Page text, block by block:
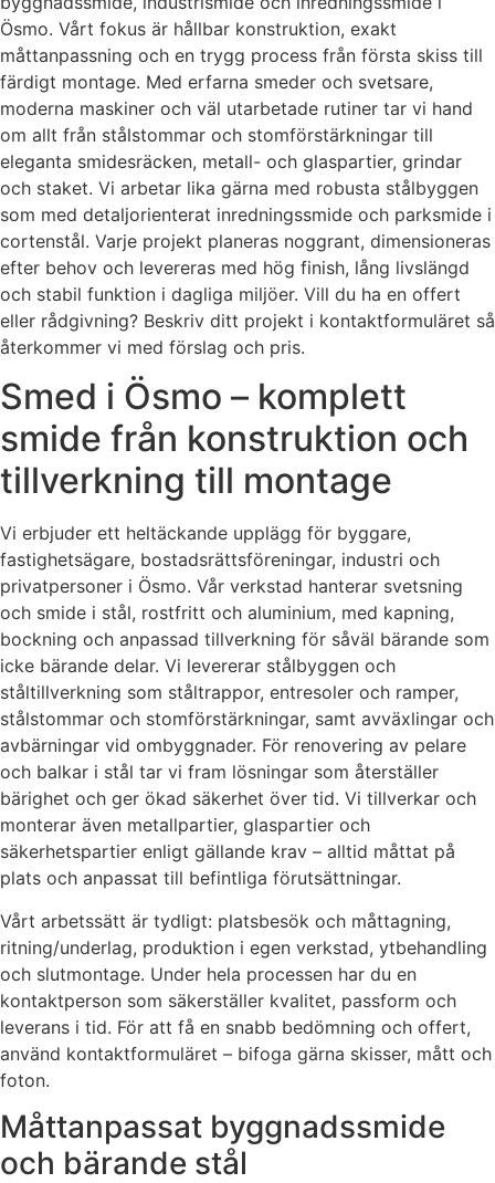
Ösmo. Vårt fokus är hållbar konstruktion, exakt
måttanpassning och en trygg process från första skiss till
färdigt montage. Med erfarna smeder och svetsare,
moderna maskiner och väl utarbetade rutiner tar vi hand
om allt från stålstommar och stomförstärkningar till
eleganta smidesräcken, metall- och glaspartier, grindar
och staket. Vi arbetar lika gärna med robusta stålbyggen
som med detaljorienterat inredningssmide och parksmide i
cortenstål. Varje projekt planeras noggrant, dimensioneras
efter behov och levereras med hög finish, lång livslängd
och stabil funktion i dagliga miljöer. Vill du ha en offert
eller rådgivning? Beskriv ditt projekt i kontaktformuläret så
återkommer vi med förslag och pris.
Smed i Ösmo – komplett
smide från konstruktion och
tillverkning till montage
Vi erbjuder ett heltäckande upplägg för byggare,
fastighetsägare, bostadsrättsföreningar, industri och
privatpersoner i Ösmo. Vår verkstad hanterar svetsning
och smide i stål, rostfritt och aluminium, med kapning,
bockning och anpassad tillverkning för såväl bärande som
icke bärande delar. Vi levererar stålbyggen och
ståltillverkning som ståltrappor, entresoler och ramper,
stålstommar och stomförstärkningar, samt avväxlingar och
avbärningar vid ombyggnader. För renovering av pelare
och balkar i stål tar vi fram lösningar som återställer
bärighet och ger ökad säkerhet över tid. Vi tillverkar och
monterar även metallpartier, glaspartier och
säkerhetspartier enligt gällande krav – alltid måttat på
plats och anpassat till befintliga förutsättningar.
Vårt arbetssätt är tydligt: platsbesök och måttagning,
ritning/underlag, produktion i egen verkstad, ytbehandling
och slutmontage. Under hela processen har du en
kontaktperson som säkerställer kvalitet, passform och
leverans i tid. För att få en snabb bedömning och offert,
använd kontaktformuläret – bifoga gärna skisser, mått och
foton.
Måttanpassat byggnadssmide
och bärande stål